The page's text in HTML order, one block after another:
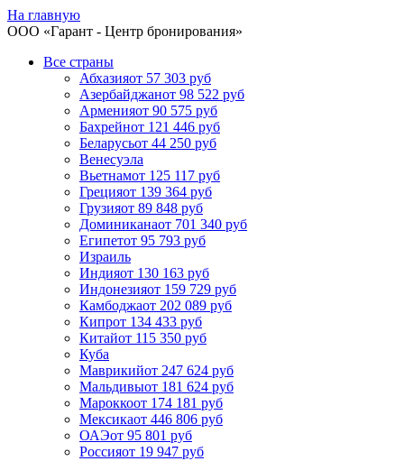
На главную
ООО «Гарант - Центр бронирования»
Все страны
Абхазияот 57 303 руб
Азербайджанот 98 522 руб
Арменияот 90 575 руб
Бахрейнот 121 446 руб
Беларусьот 44 250 руб
Венесуэла
Вьетнамот 125 117 руб
Грецияот 139 364 руб
Грузияот 89 848 руб
Доминиканаот 701 340 руб
Египетот 95 793 руб
Израиль
Индияот 130 163 руб
Индонезияот 159 729 руб
Камбоджаот 202 089 руб
Кипрот 134 433 руб
Китайот 115 350 руб
Куба
Маврикийот 247 624 руб
Мальдивыот 181 624 руб
Мароккоот 174 181 руб
Мексикаот 446 806 руб
ОАЭот 95 801 руб
Россияот 19 947 руб